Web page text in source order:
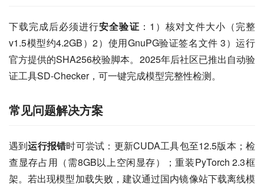
下载完成后必须进行安全验证 ：1）核对文件大小（完整
v1.5模型约4.2GB）2）使用GnuPG验证签名文件 3）运行
官方提供的SHA256校验脚本。2025年后社区已推出自动验
证工具SD-Checker，可一键完成模型完整性检测。
常见问题解决方案
遇到运行报错时可尝试：更新CUDA工具包至12.5版本；检
查显存占用（需8GB以上空闲显存）；重装PyTorch 2.3框
架。若出现模型加载失败，建议通过国内镜像站下载离线模